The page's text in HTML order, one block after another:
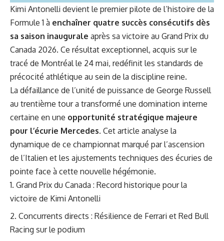
Kimi Antonelli devient le premier pilote de l’histoire de la
Formule 1 à enchaîner quatre succès consécutifs dès
sa saison inaugurale après sa victoire au Grand Prix du
Canada 2026. Ce résultat exceptionnel, acquis sur le
tracé de Montréal le 24 mai, redéfinit les standards de
précocité athlétique au sein de la discipline reine.
La défaillance de l’unité de puissance de George Russell
au trentième tour a transformé une domination interne
certaine en une opportunité stratégique majeure
pour l’écurie Mercedes. Cet article analyse la
dynamique de ce championnat marqué par l’ascension
de l’Italien et les ajustements techniques des écuries de
pointe face à cette nouvelle hégémonie.
Grand Prix du Canada : Record historique pour la
victoire de Kimi Antonelli
Concurrents directs : Résilience de Ferrari et Red Bull
Racing sur le podium